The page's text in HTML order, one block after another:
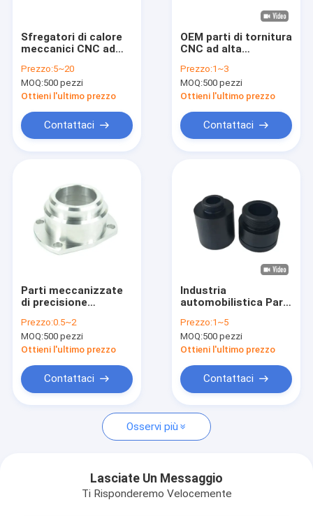
Prodotti
video
Su di noi
Notizie
Blog
Chiedi un preventivo
Parti meccanizzate CNC
Sfregatori di calore
meccanici CNC ad
Fin Superficie di
anodizzazione
leggera
Prezzo:5~20
MOQ:500 pezzi
Ottieni l'ultimo prezzo
Contattaci
OEM parti di tornitura
CNC ad alta
l'industria
automobilistica /
aerospaziale
Prezzo:1~3
MOQ:500 pezzi
Ottieni l'ultimo prezzo
Contattaci
Parti meccanizzate
di precisione
precisione liscia di
alluminio su misura
Prezzo:0.5~2
MOQ:500 pezzi
Ottieni l'ultimo prezzo
Contattaci
Industria
automobilistica Parti
macchine di
precisione Prodotti
Fresatura / Tornitura
Prezzo:1~5
MOQ:500 pezzi
Ottieni l'ultimo prezzo
Contattaci
Osservi più
Lasciate Un Messaggio
Ti Risponderemo Velocemente